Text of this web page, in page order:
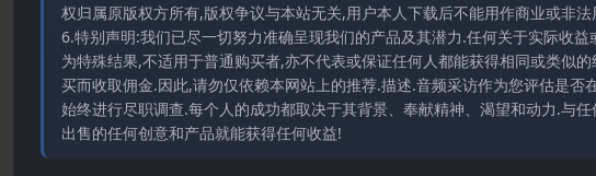
权归属原版权方所有,版权争议与本站无关,用户本人下载后不能用作商业或非
6.特别声明:我们已尽一切努力准确呈现我们的产品及其潜力.任何关于实际收
为特殊结果,不适用于普通购买者,亦不代表或保证任何人都能获得相同或类似
买而收取佣金.因此,请勿仅依赖本网站上的推荐.描述.音频采访作为您评估是
始终进行尽职调查.每个人的成功都取决于其背景、奉献精神、渴望和动力.与
出售的任何创意和产品就能获得任何收益!